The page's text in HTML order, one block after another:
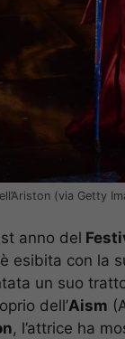
(via Getty
anno del
esibita con la
un suo
dell’Aism
, l’attrice ha